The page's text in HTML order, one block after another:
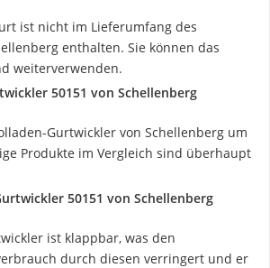
ist nicht im Lieferumfang des
enthalten. Sie können das
weiterverwenden.
50151 von Schellenberg
Gurtwickler von Schellenberg um
Produkte im Vergleich sind überhaupt
50151 von Schellenberg
ist klappbar, was den
durch diesen verringert und er